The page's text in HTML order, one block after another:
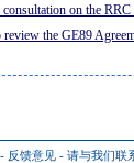
consultation on the
review the GE89
- 反馈意见 - 请与我们联